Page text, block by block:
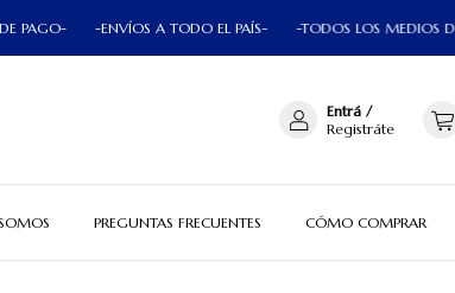
-ENVÍOS A TODO EL PAÍS- -TODOS LOS MEDIOS DE PAGO-
Entrá /
Registráte
PREGUNTAS FRECUENTES CÓMO COMPRAR